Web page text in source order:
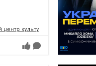
культури і мистецтв